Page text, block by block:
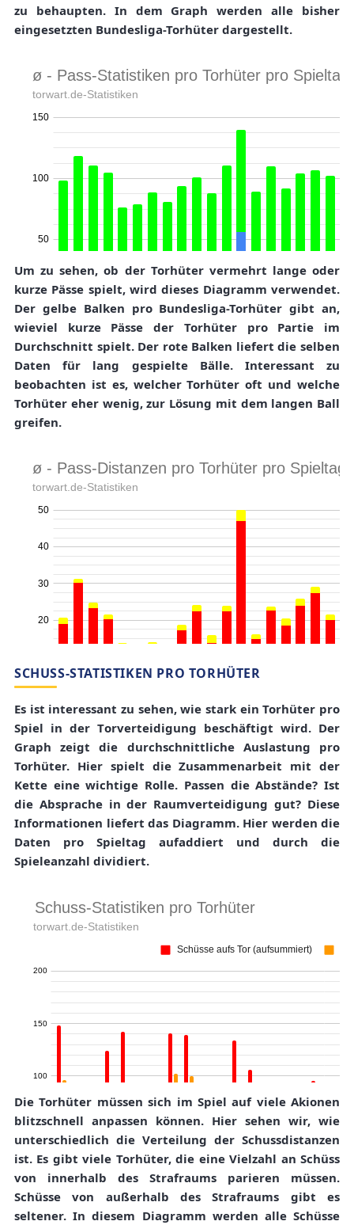
zu behaupten. In dem Graph werden alle bisher
eingesetzten Bundesliga-Torhüter dargestellt.
Um zu sehen, ob der Torhüter vermehrt lange oder
kurze Pässe spielt, wird dieses Diagramm verwendet.
Der gelbe Balken pro Bundesliga-Torhüter gibt an,
wieviel kurze Pässe der Torhüter pro Partie im
Durchschnitt spielt. Der rote Balken liefert die selben
Daten für lang gespielte Bälle. Interessant zu
beobachten ist es, welcher Torhüter oft und welche
Torhüter eher wenig, zur Lösung mit dem langen Ball
greifen.
SCHUSS-STATISTIKEN PRO TORHÜTER
Es ist interessant zu sehen, wie stark ein Torhüter pro
Spiel in der Torverteidigung beschäftigt wird. Der
Graph zeigt die durchschnittliche Auslastung pro
Torhüter. Hier spielt die Zusammenarbeit mit der
Kette eine wichtige Rolle. Passen die Abstände? Ist
die Absprache in der Raumverteidigung gut? Diese
Informationen liefert das Diagramm. Hier werden die
Daten pro Spieltag aufaddiert und durch die
Spieleanzahl dividiert.
Die Torhüter müssen sich im Spiel auf viele Akionen
blitzschnell anpassen können. Hier sehen wir, wie
unterschiedlich die Verteilung der Schussdistanzen
ist. Es gibt viele Torhüter, die eine Vielzahl an Schüss
von innerhalb des Strafraums parieren müssen.
Schüsse von außerhalb des Strafraums gibt es
seltener. In diesem Diagramm werden alle Schüsse